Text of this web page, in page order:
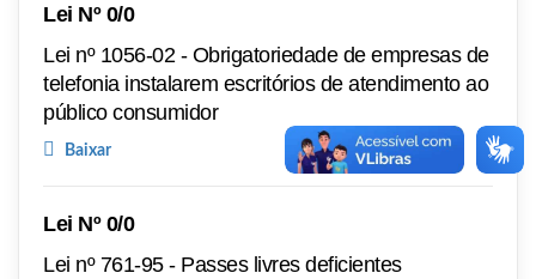
Lei Nº 0/0
Lei nº 1056-02 - Obrigatoriedade de empresas de
telefonia instalarem escritórios de atendimento ao
público consumidor
Baixar
Lei Nº 0/0
Lei nº 761-95 - Passes livres deficientes